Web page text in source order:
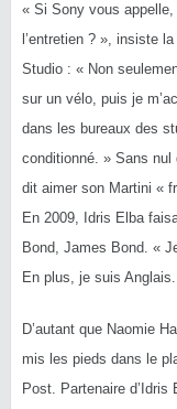
« Si Sony vous
l’entretien ? », insiste
Studio : « Non
sur un vélo, puis je
dans les bureaux des
conditionné. » Sans
dit aimer son Martini «
En 2009, Idris Elba
Bond, James Bond. «
En plus, je suis
D’autant que Naomie
mis les pieds dans le
Post. Partenaire